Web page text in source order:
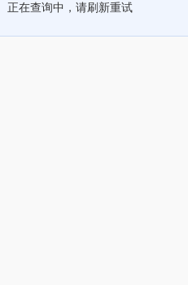
正在查询中，请刷新重试